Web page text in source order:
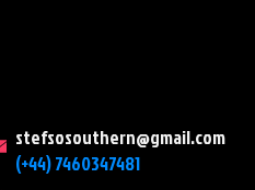
stefsosouthern@gmail.com
(+44) 7460347481